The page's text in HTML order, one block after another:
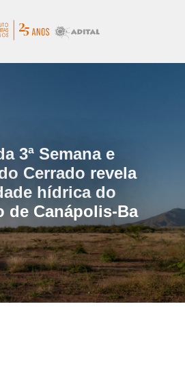
3ª Semana e
Cerrado revela
hídrica do
de Canápolis-Ba